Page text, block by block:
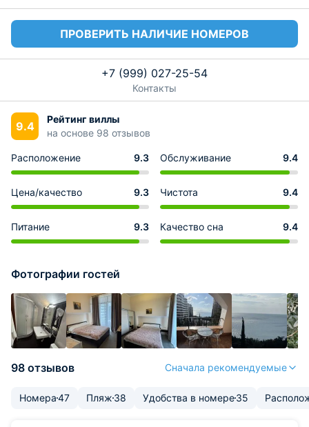
ПРОВЕРИТЬ НАЛИЧИЕ НОМЕРОВ
+7 (999) 027-25-54
Контакты
9.4
Рейтинг виллы
на основе 98 отзывов
Расположение 9.3 Обслуживание 9.4
Цена/качество 9.3 Чистота 9.4
Питание 9.3 Качество сна 9.4
Фотографии гостей
98 отзывов Сначала рекомендуемые
Номера47 Пляж 38 Удобства в номере35